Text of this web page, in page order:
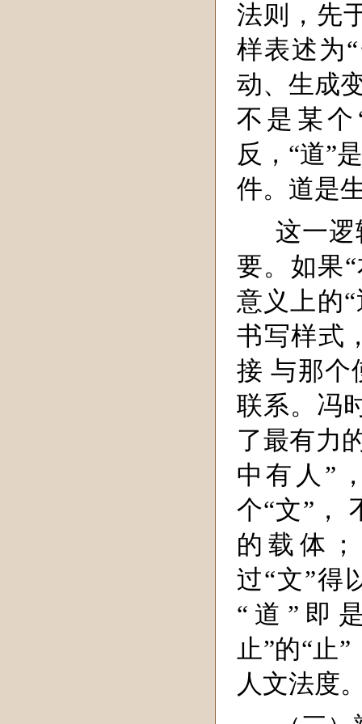
法则，先
样表述为
动、生成
不是某
反，“道”
件。道是
这一逻
要。如果
意义上的
书写样式
接 与那个
联系。冯
了最有力
中有人”
个“文”，
的载体
过“文”得
“道”即
止”的“止
人文法度